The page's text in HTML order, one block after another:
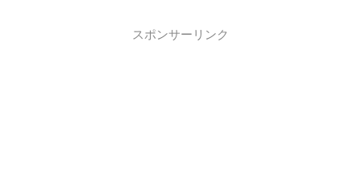
スポンサーリンク